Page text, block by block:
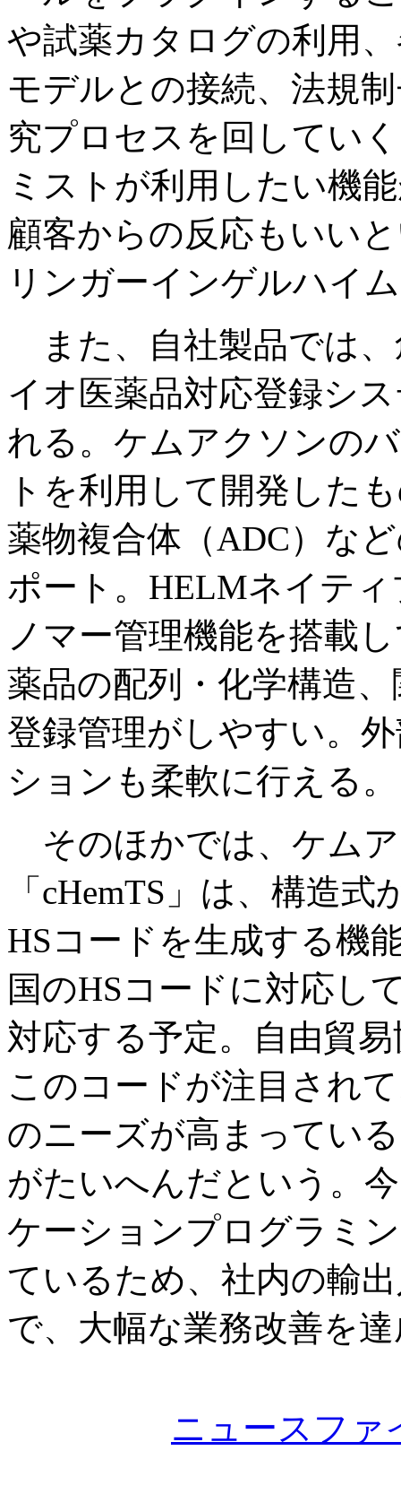
や試薬カタログの利用
モデルとの接続、法規
究プロセスを回してい
ミストが利用したい機
顧客からの反応もいい
リンガーインゲルハイ
また、自社製品では
イオ医薬品対応登録シ
れる。ケムアクソンの
トを利用して開発した
薬物複合体（ADC）な
ポート。HELMネイテ
ノマー管理機能を搭載
薬品の配列・化学構造
登録管理がしやすい。
ションも柔軟に行える。
そのほかでは、ケム
「cHemTS」は、構造
HSコードを生成する機
国のHSコードに対応し
対応する予定。自由貿
このコードが注目され
のニーズが高まってい
がたいへんだという。
ケーションプログラミ
ているため、社内の輸
で、大幅な業務改善を
ニュースファ